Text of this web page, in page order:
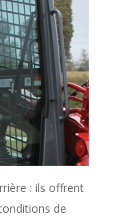
: ils offrent
de